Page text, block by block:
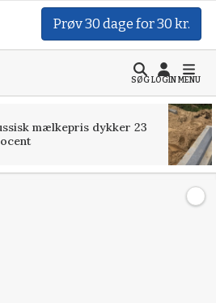
Prøv 30 dage for 30 kr.
SØGLOGINMENU
mælkepris dykker 23